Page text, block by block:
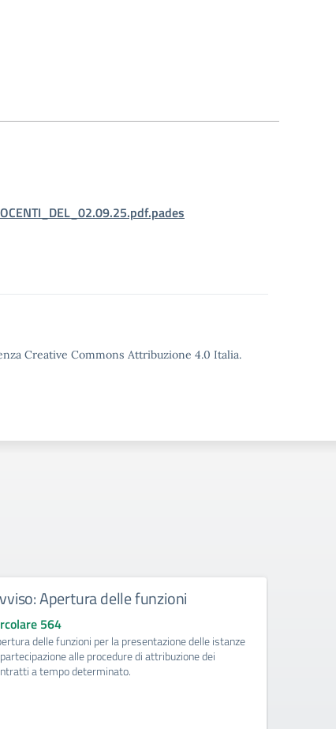
Creative Commons Attribuzione 4.0 Italia.
Apertura delle funzioni
564
delle funzioni per la presentazione delle istanze
alle procedure di attribuzione dei
a tempo determinato.